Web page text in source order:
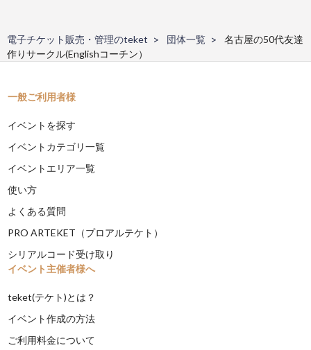
電子チケット販売・管理のteket 団体一覧
名古屋の50代友達
作りサークル(Englishコーチン）
一般ご利用者様
イベントを探す
イベントカテゴリ一覧
イベントエリア一覧
使い方
よくある質問
PRO ARTEKET（プロアルテケト）
シリアルコード受け取り
イベント主催者様へ
teket(テケト)とは？
イベント作成の方法
ご利用料金について